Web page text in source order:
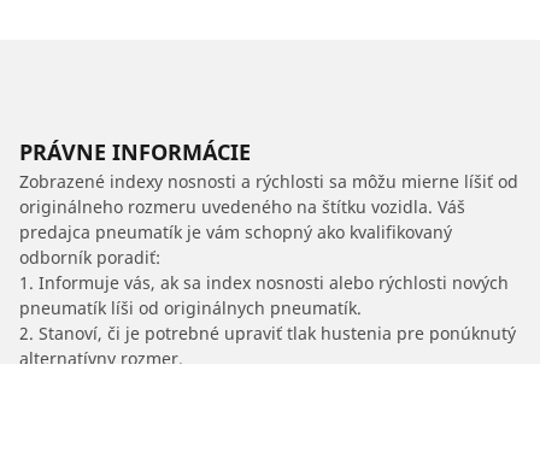
PRÁVNE INFORMÁCIE
Zobrazené indexy nosnosti a rýchlosti sa môžu mierne líšiť od
originálneho rozmeru uvedeného na štítku vozidla. Váš
predajca pneumatík je vám schopný ako kvalifikovaný
odborník poradiť:
1. Informuje vás, ak sa index nosnosti alebo rýchlosti nových
pneumatík líši od originálnych pneumatík.
2. Stanoví, či je potrebné upraviť tlak hustenia pre ponúknutý
alternatívny rozmer.